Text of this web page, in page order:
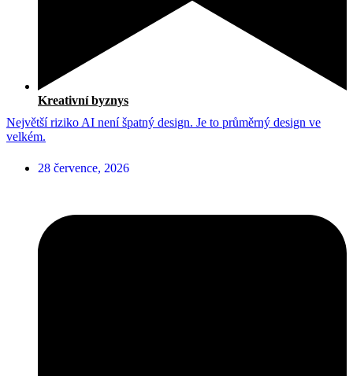
Kreativní byznys
Největší riziko AI není špatný design. Je to průměrný design ve
velkém.
28 července, 2026